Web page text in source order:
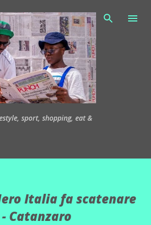
ai contenuti principali
sport, shopping, eat &
Italia fa scatenare
Catanzaro